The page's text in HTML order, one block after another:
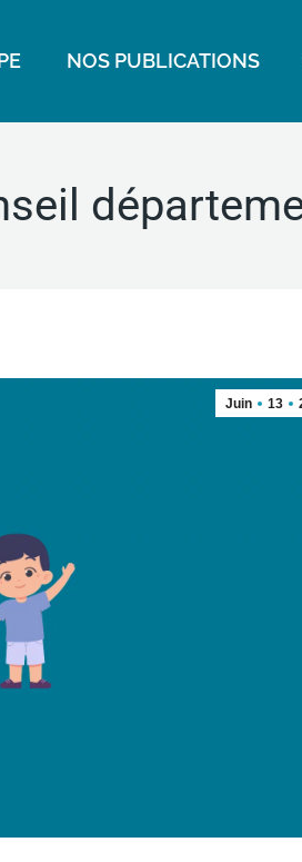
NOS PUBLICATIONS
Juin 13